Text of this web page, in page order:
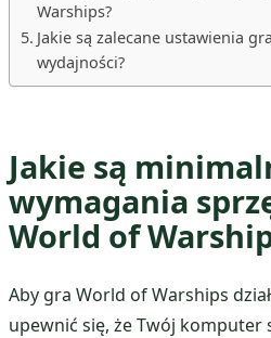
Warships?
Jakie są zalecane ustawienia
wydajności?
Jakie są
wymagania
World of
Aby gra World of Warships
upewnić się, że Twój komputer